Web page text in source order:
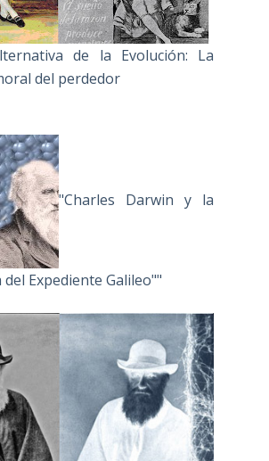
de la Evolución: La
del perdedor
"Charles Darwin y la
Expediente Galileo""